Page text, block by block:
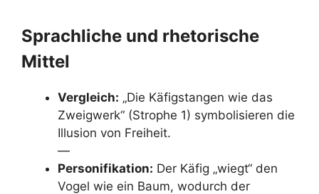
Sprachliche und rhetorische
Mittel
Vergleich: „Die Käfigstangen wie das
Zweigwerk“ (Strophe 1) symbolisieren die
Illusion von Freiheit.
—
Personifikation: Der Käfig „wiegt“ den
Vogel wie ein Baum, wodurch der